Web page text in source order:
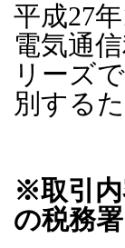
平成27年
電気通
リーズ
別する
※取引内
の税務